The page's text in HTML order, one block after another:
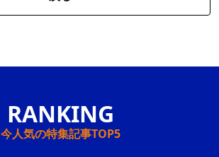
今人気の特集記事TOP5